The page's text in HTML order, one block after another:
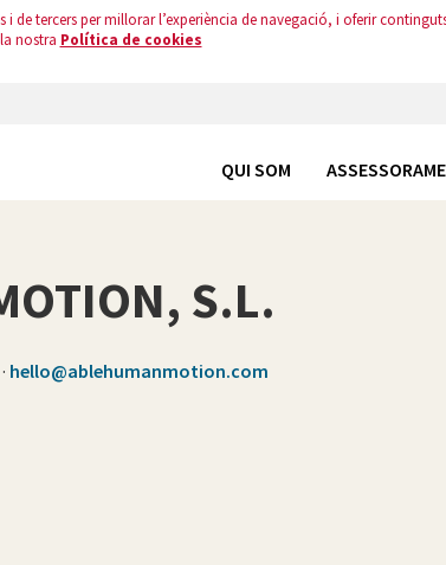
de tercers per millorar l’experiència de navegació, i oferir continguts
nostra Política de cookies
QUI SOM
S.L.
· hello@ablehumanmotion.com